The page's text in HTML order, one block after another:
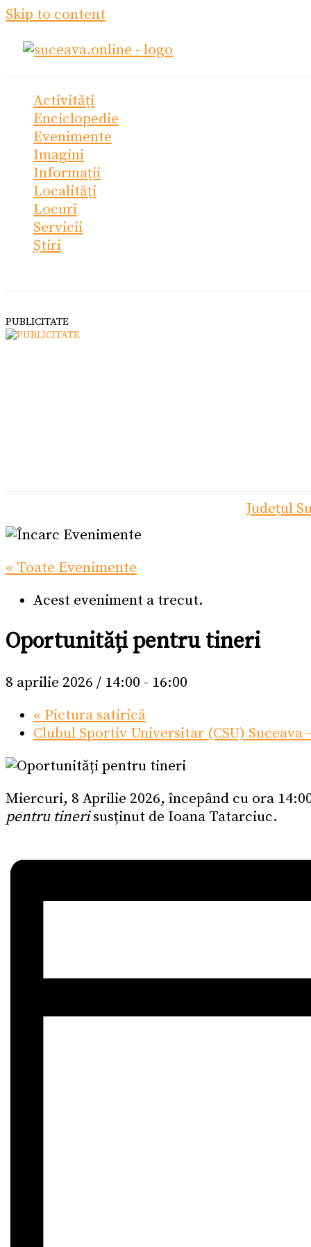
Skip to content
Activități
Enciclopedie
Evenimente
Imagini
Informații
Localități
Locuri
Servicii
Știri
PUBLICITATE
Județul
« Toate Evenimente
Acest eveniment a trecut.
Oportunități pentru tineri
8 aprilie 2026 / 14:00 - 16:00
« Pictura satirică
Clubul Sportiv Universitar (CSU)
Miercuri, 8 Aprilie 2026, începând cu ora
pentru tinerisusținut de Ioana Tatarciuc.